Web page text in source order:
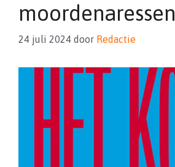
moordenaressen
24 juli 2024 door Redactie